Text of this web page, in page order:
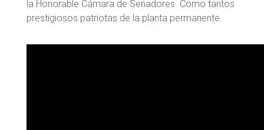
la Honorable Cámara de Senadores. Como tantos
prestigiosos patriotas de la planta permanente.